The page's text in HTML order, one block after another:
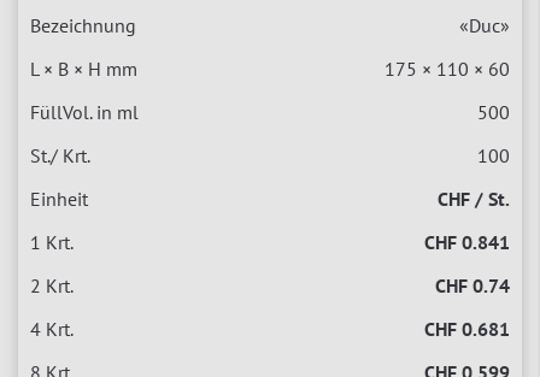
«Duc»
175 × 110 × 60
500
100
CHF / St.
CHF 0.841
CHF 0.74
CHF 0.681
CHF 0.599